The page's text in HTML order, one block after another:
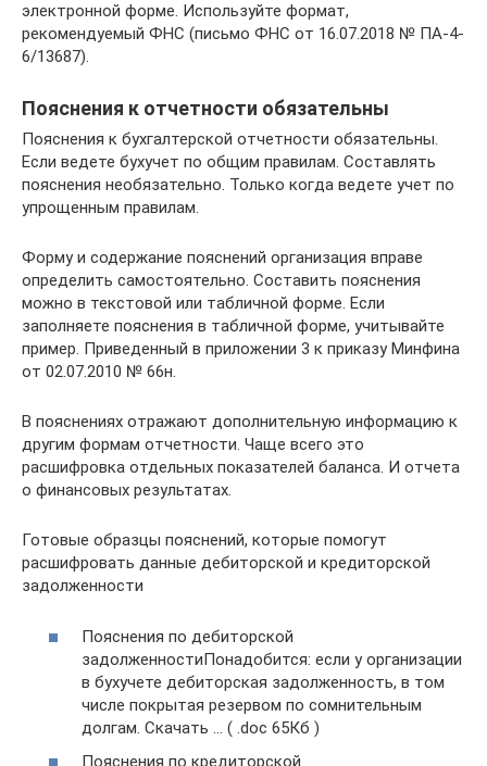
электронной форме. Используйте формат,
рекомендуемый ФНС (письмо ФНС от 16.07.2018 № ПА-4-
6/13687).
Пояснения к отчетности обязательны
Пояснения к бухгалтерской отчетности обязательны.
Если ведете бухучет по общим правилам. Составлять
пояснения необязательно. Только когда ведете учет по
упрощенным правилам.
Форму и содержание пояснений организация вправе
определить самостоятельно. Составить пояснения
можно в текстовой или табличной форме. Если
заполняете пояснения в табличной форме, учитывайте
пример. Приведенный в приложении 3 к приказу Минфина
от 02.07.2010 № 66н.
В пояснениях отражают дополнительную информацию к
другим формам отчетности. Чаще всего это
расшифровка отдельных показателей баланса. И отчета
о финансовых результатах.
Готовые образцы пояснений, которые помогут
расшифровать данные дебиторской и кредиторской
задолженности
Пояснения по дебиторской
задолженностиПонадобится: если у организации
в бухучете дебиторская задолженность, в том
числе покрытая резервом по сомнительным
долгам. Скачать … ( .doc 65Кб )
Пояснения по кредиторской